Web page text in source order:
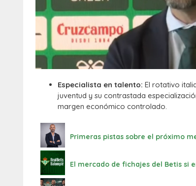
Especialista en talento: El rotativo
juventud y su contrastada
margen económico controlado.
Primeras pistas sobre el próximo
El mercado de fichajes del Betis si